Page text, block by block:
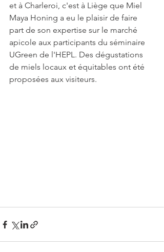
et à Charleroi, c'est à Liège que Miel
Maya Honing a eu le plaisir de faire
part de son expertise sur le marché
apicole aux participants du séminaire
UGreen de l'HEPL. Des dégustations
de miels locaux et équitables ont été
proposées aux visiteurs.